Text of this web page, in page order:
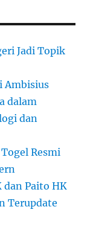
Jadi Topik
Ambisius
dalam
dan
Resmi
dan Paito HK
Terupdate